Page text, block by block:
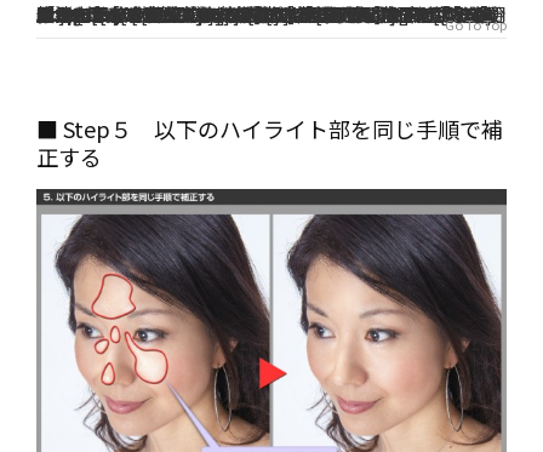
Step 1 [ 消しゴムツール ] の [ 不透明度 ] を下げて、補修した部分を部分的に消す
８．
[ ツールボックス ] で [ 消しゴムツール ]（ ａ ）を選択し、[ オプションバー ] で [ ブラシサイズ ]（ ｂ ）を「100」、[ 不透明度 ]（ ｃ ）を「３０％」に設定する
９．
[ パッチツール ] で補修した部分（ ｄ ）を何回かに分けて [ 消しゴムツール ] で消していく
Attention
[ 消しゴムツール ] の [ 不透明度 ] を「30%」にしているため、一度の操作で完全に消えることはないので、下のレイヤーの画像に馴染むように何回かに分けて消していく
Note
[ パッチツール ] で補修した箇所を、[ 不透明度 ] を指定した [ 消しゴムツール ] で部分的に消していくことで、[ パッチツール ] の不自然な補修結果を弱め、「 背景 」レイヤーの画像が復元されていく。レイヤーの [ 不透明度 ] を下げることでも似たような結果になるが、[ 消しゴムツール ] であれば不自然ではない箇所を残しながら「 背景 」レイヤーとブレンドできる Go To Top
■ Step５ 以下のハイライト部を同じ手順で補
正する